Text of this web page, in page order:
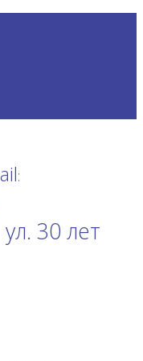
:
30 лет